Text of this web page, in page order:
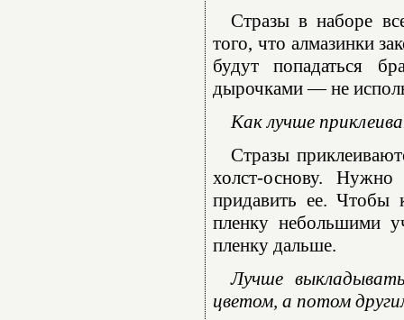
Стразы в наборе
того, что алмазинки
будут попадаться
дырочками — не
Как лучше
Стразы
холст-основу.
придавить ее. Чтобы
пленку небольшими
пленку дальше.
Лучше
цветом, а потом